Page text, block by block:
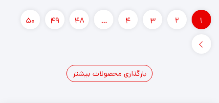
1
2
3
4
…
48
49
50
بارگذاری محصولات بیشتر